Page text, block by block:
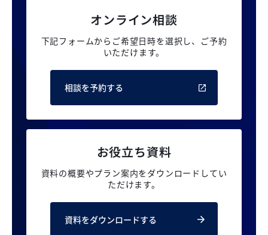
オンライン相談
下記フォームからご希望日時を選択し、 ご予約
いただけます。
相談を予約する
お役立ち資料
資料の概要やプラン案内をダウンロードしてい
ただけます。
資料をダウンロードする